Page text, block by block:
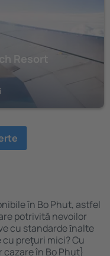
Resort
în Bo Phut, astfel
potrivită nevoilor
cu standarde ȋnalte
preţuri mici? Cu
în Bo Phut}